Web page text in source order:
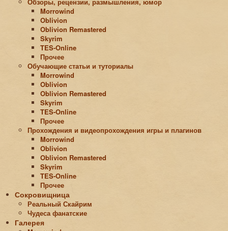
Morrowind
Oblivion
Oblivion Remastered
Skyrim
TES-Online
Прочее
Обучающие статьи и туториалы
Morrowind
Oblivion
Oblivion Remastered
Skyrim
TES-Online
Прочее
Прохождения и видеопрохождения игры и плагинов
Morrowind
Oblivion
Oblivion Remastered
Skyrim
TES-Online
Прочее
Сокровищница
Реальный Скайрим
Чудеса фанатские
Галерея